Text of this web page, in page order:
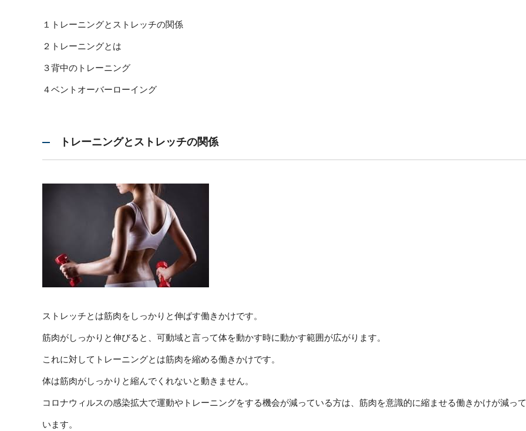
１トレーニングとストレッチの関係
２トレーニングとは
３背中のトレーニング
４ベントオーバーローイング
トレーニングとストレッチの関係
ストレッチとは筋肉をしっかりと伸ばす働きかけです。
筋肉がしっかりと伸びると、可動域と言って体を動かす時に動かす範囲が広がります。
これに対してトレーニングとは筋肉を縮める働きかけです。
体は筋肉がしっかりと縮んでくれないと動きません。
コロナウィルスの感染拡大で運動やトレーニングをする機会が減っている方は、筋肉を意識的に縮ませる働きかけが減って
います。